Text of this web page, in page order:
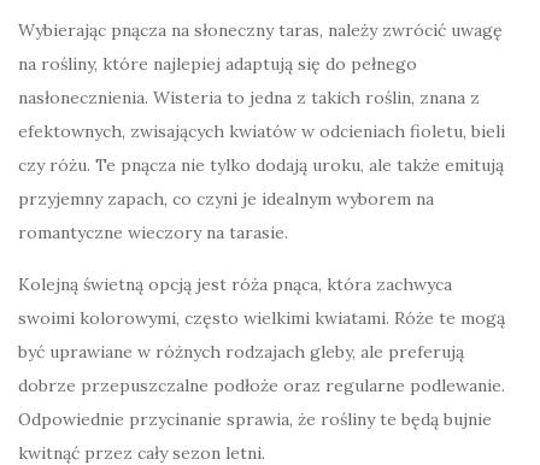
Wybierając pnącza na słoneczny taras, należy zwrócić uwagę
na rośliny, które najlepiej adaptują się do pełnego
nasłonecznienia. Wisteria to jedna z takich roślin, znana z
efektownych, zwisających kwiatów w odcieniach fioletu, bieli
czy różu. Te pnącza nie tylko dodają uroku, ale także emitują
przyjemny zapach, co czyni je idealnym wyborem na
romantyczne wieczory na tarasie.
Kolejną świetną opcją jest róża pnąca, która zachwyca
swoimi kolorowymi, często wielkimi kwiatami. Róże te mogą
być uprawiane w różnych rodzajach gleby, ale preferują
dobrze przepuszczalne podłoże oraz regularne podlewanie.
Odpowiednie przycinanie sprawia, że rośliny te będą bujnie
kwitnąć przez cały sezon letni.